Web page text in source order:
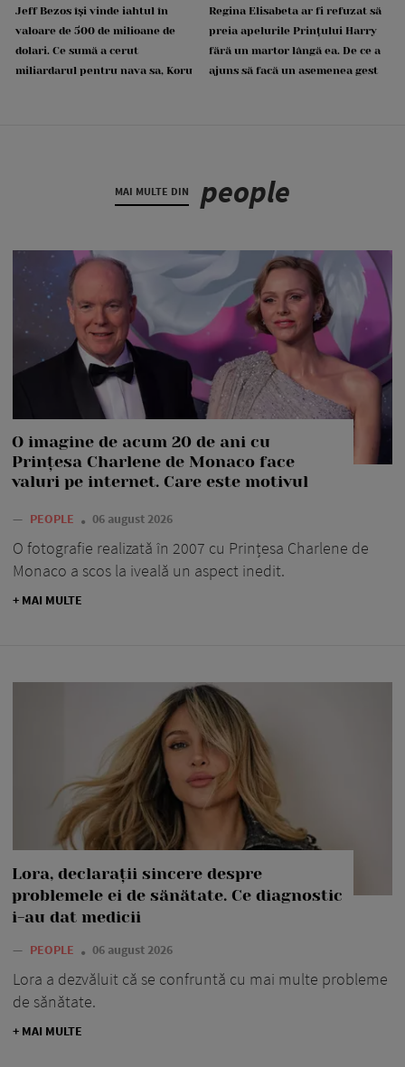
Jeff Bezos își vinde iahtul în
valoare de 500 de milioane de
dolari. Ce sumă a cerut
miliardarul pentru nava sa, Koru
Regina Elisabeta ar fi refuzat să
preia apelurile Prințului Harry
fără un martor lângă ea. De ce a
ajuns să facă un asemenea gest
MAI MULTE DIN people
O imagine de acum 20 de ani cu
Prințesa Charlene de Monaco face
valuri pe internet. Care este motivul
— PEOPLE 06 august 2026
O fotografie realizată în 2007 cu Prințesa Charlene de
Monaco a scos la iveală un aspect inedit.
+ MAI MULTE
Lora, declarații sincere despre
problemele ei de sănătate. Ce diagnostic
i-au dat medicii
— PEOPLE 06 august 2026
Lora a dezvăluit că se confruntă cu mai multe probleme
de sănătate.
+ MAI MULTE